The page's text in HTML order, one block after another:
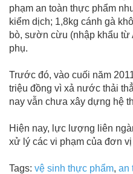
phạm an toàn thực phẩm
kiểm dịch; 1,8kg cánh gà
bò, sườn cừu (nhập khẩu từ
phụ.
Trước đó, vào cuối năm
triệu đồng vì xả nước thải
nay vẫn chưa xây dựng hệ
Hiện nay, lực lượng liên
xử lý các vi phạm của đơn vị
Tags: vệ sinh thực phẩm, an